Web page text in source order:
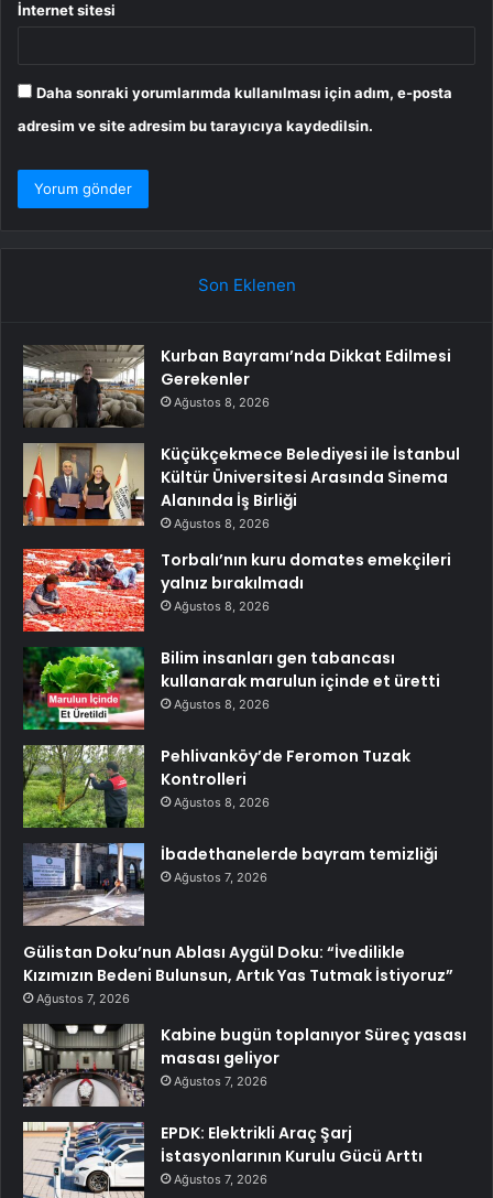
İnternet sitesi
Daha sonraki yorumlarımda kullanılması için adım, e-posta
adresim ve site adresim bu tarayıcıya kaydedilsin.
Son Eklenen
Kurban Bayramı’nda Dikkat Edilmesi
Gerekenler
Ağustos 8, 2026
Küçükçekmece Belediyesi ile İstanbul
Kültür Üniversitesi Arasında Sinema
Alanında İş Birliği
Ağustos 8, 2026
Torbalı’nın kuru domates emekçileri
yalnız bırakılmadı
Ağustos 8, 2026
Bilim insanları gen tabancası
kullanarak marulun içinde et üretti
Ağustos 8, 2026
Pehlivanköy’de Feromon Tuzak
Kontrolleri
Ağustos 8, 2026
İbadethanelerde bayram temizliği
Ağustos 7, 2026
Gülistan Doku’nun Ablası Aygül Doku: “İvedilikle
Kızımızın Bedeni Bulunsun, Artık Yas Tutmak İstiyoruz”
Ağustos 7, 2026
Kabine bugün toplanıyor Süreç yasası
masası geliyor
Ağustos 7, 2026
EPDK: Elektrikli Araç Şarj
İstasyonlarının Kurulu Gücü Arttı
Ağustos 7, 2026